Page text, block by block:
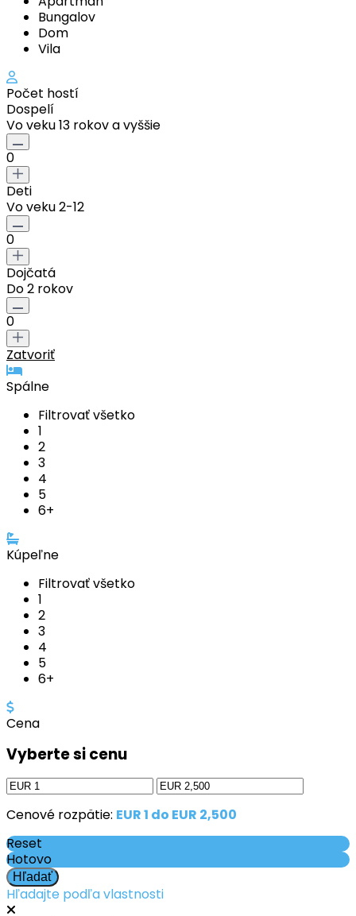
Bungalov
Dom
Vila
Počet hostí
Dospelí
Vo veku 13 rokov a vyššie
0
Deti
Vo veku 2-12
0
Dojčatá
Do 2 rokov
0
Zatvoriť
Spálne
Filtrovať všetko
1
2
3
4
5
6+
Kúpeľne
Filtrovať všetko
1
2
3
4
5
6+
Cena
Vyberte si cenu
Cenové rozpätie: EUR 1 do EUR 2,500
Reset
Hotovo
Hľadajte podľa vlastnosti